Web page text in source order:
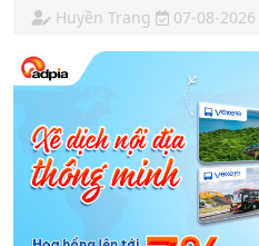
Huyền Trang 07-08-2026